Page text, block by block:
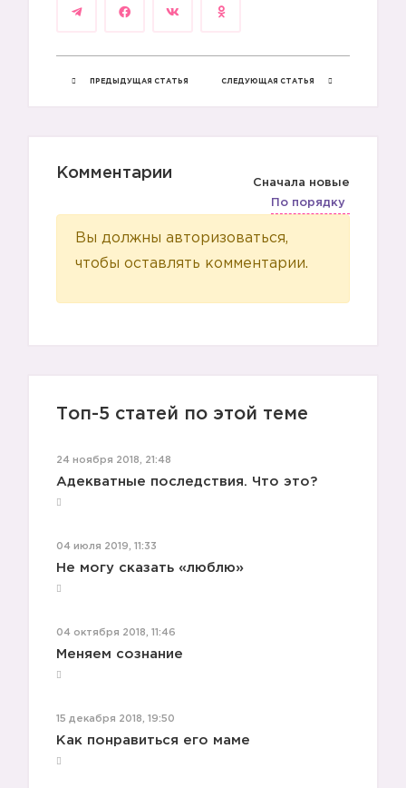
😨
😔
😰
😭
ПРЕДЫДУЩАЯ СТАТЬЯ СЛЕДУЮЩАЯ СТАТЬЯ
Комментарии
Сначала новые
По порядку
Вы должны авторизоваться,
чтобы оставлять комментарии.
Топ-5 статей по этой теме
24 ноября 2018, 21:48
Адекватные последствия. Что это?
04 июля 2019, 11:33
Не могу сказать «люблю»
04 октября 2018, 11:46
Меняем сознание
15 декабря 2018, 19:50
Как понравиться его маме